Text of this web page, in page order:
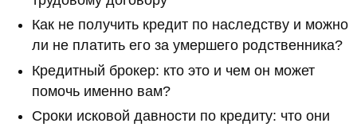
Как не получить кредит по наследству и можно
ли не платить его за умершего родственника?
Кредитный брокер: кто это и чем он может
помочь именно вам?
Сроки исковой давности по кредиту: что они